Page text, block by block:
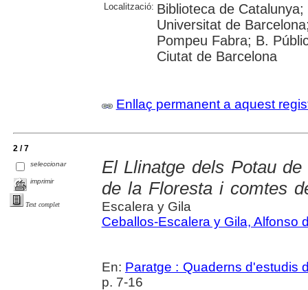
Localització: Biblioteca de
Universitat de
Pompeu Fabra; B.
Ciutat de Barcelona
Enllaç permanent a aquest
2 / 7
seleccionar
imprimir
Text complet
El Llinatge dels Potau
de la Floresta i comtes
Escalera y Gila
Ceballos-Escalera y Gila, Alfonso
En: Paratge : Quaderns d'estudis
p. 7-16